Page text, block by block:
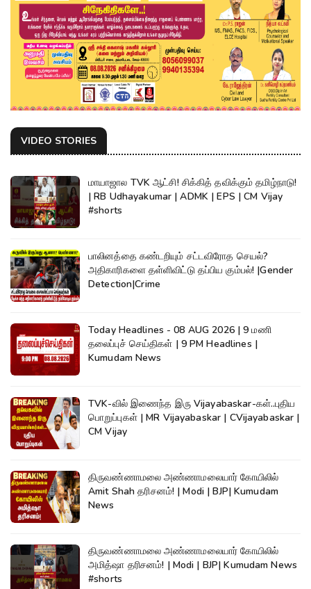
VIDEO STORIES
மாயாஜால TVK ஆட்சி! சிக்கித் தவிக்கும் தமிழ்நாடு!
| RB Udhayakumar | ADMK | EPS | CM Vijay
#shorts
பாலினத்தை கண்டறியும் சட்டவிரோத செயல்?
அதிகாரிகளை தள்ளிவிட்டு தப்பிய கும்பல்! |Gender
Detection|Crime
Today Headlines - 08 AUG 2026 | 9 மணி
தலைப்புச் செய்திகள் | 9 PM Headlines |
Kumudam News
TVK-வில் இணைந்த இரு Vijayabaskar-கள்..புதிய
பொறுப்புகள் | MR Vijayabaskar | CVijayabaskar |
CM Vijay
திருவண்ணாமலை அண்ணாமலையார் கோயிலில்
Amit Shah தரிசனம்! | Modi | BJP| Kumudam
News
திருவண்ணாமலை அண்ணாமலையார் கோயிலில்
அமித்ஷா தரிசனம்! | Modi | BJP| Kumudam News
#shorts